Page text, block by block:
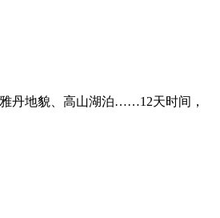
丹地貌、高山湖泊……12天时间，